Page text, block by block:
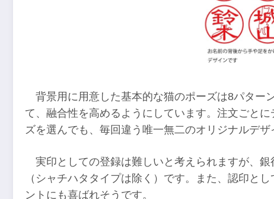
背景用に用意した基本的な猫のポーズは8パター
て、融合性を高めるようにしています。注文ごと
ズを選んでも、毎回違う唯一無二のオリジナルデザ
実印としての登録は難しいと考えられますが、
（シャチハタタイプは除く）です。また、認印と
ントにも喜ばれそうです。